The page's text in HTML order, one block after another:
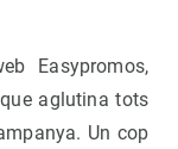
Easypromos,
aglutina tots
Un cop